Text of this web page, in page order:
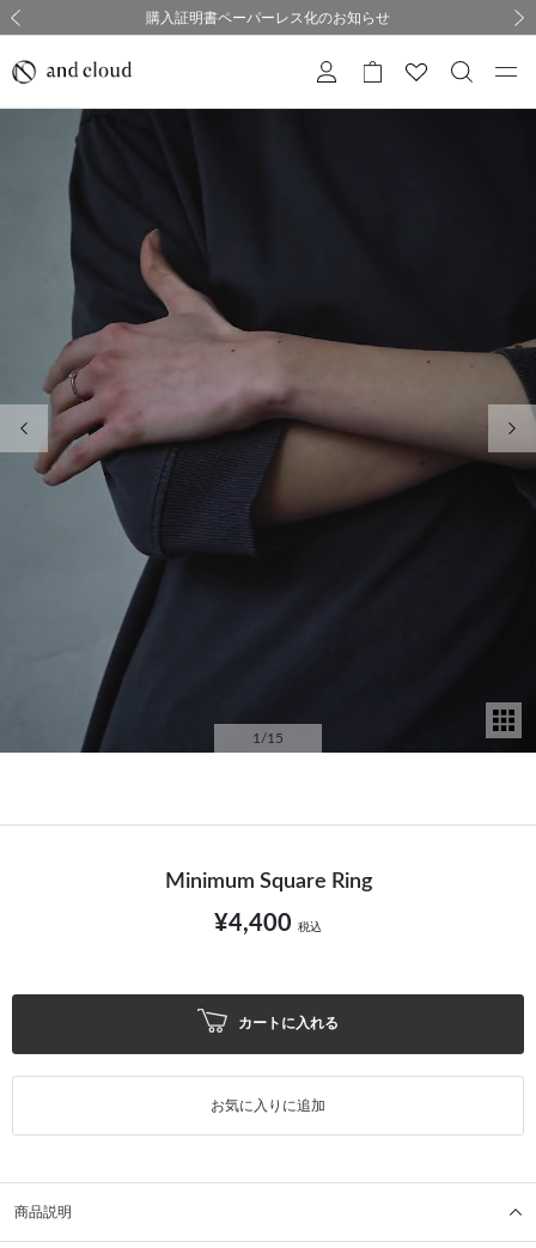
採用のご案内
熊本県熊本地方を震源とする地震の影響について
夏季休業についてのご案内
購入証明書ペーパーレス化のお知らせ
採用のご案内
熊本県熊本地方を震源とする地震の影響について
前の画像
1 /15
Minimum Square Ring
¥4,400 税込
カートに入れる
お気に入りに追加
商品説明